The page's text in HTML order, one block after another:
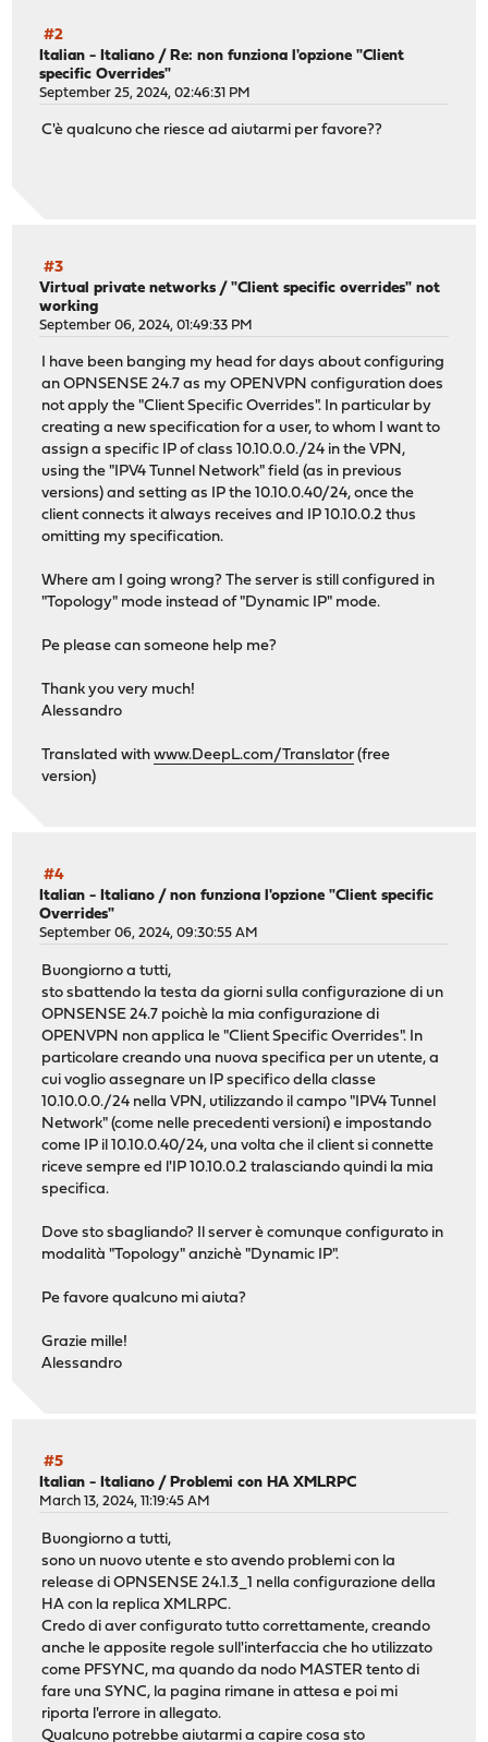
#2
Italian - Italiano / Re: non funziona l'opzione "Client
specific Overrides"
September 25, 2024, 02:46:31 PM
C'è qualcuno che riesce ad aiutarmi per favore??
#3
Virtual private networks /"Client specific overrides" not
working
September 06, 2024, 01:49:33 PM
I have been banging my head for days about configuring
an OPNSENSE 24.7 as my OPENVPN configuration does
not apply the "Client Specific Overrides". In particular by
creating a new specification for a user, to whom I want to
assign a specific IP of class 10.10.0.0./24 in the VPN,
using the "IPV4 Tunnel Network" field (as in previous
versions) and setting as IP the 10.10.0.40/24, once the
client connects it always receives and IP 10.10.0.2 thus
omitting my specification.
Where am I going wrong? The server is still configured in
"Topology" mode instead of "Dynamic IP" mode.
Pe please can someone help me?
Thank you very much!
Alessandro
Translated withwww.DeepL.com/Translator (free
version)
#4
Italian - Italiano /non funziona l'opzione "Client specific
Overrides"
September 06, 2024, 09:30:55 AM
Buongiorno a tutti,
sto sbattendo la testa da giorni sulla configurazione di un
OPNSENSE 24.7 poichè la mia configurazione di
OPENVPN non applica le "Client Specific Overrides". In
particolare creando una nuova specifica per un utente, a
cui voglio assegnare un IP specifico della classe
10.10.0.0./24 nella VPN, utilizzando il campo "IPV4 Tunnel
Network" (come nelle precedenti versioni) e impostando
come IP il 10.10.0.40/24, una volta che il client si connette
riceve sempre ed l'IP 10.10.0.2 tralasciando quindi la mia
specifica.
Dove sto sbagliando? Il server è comunque configurato in
modalità "Topology" anzichè "Dynamic IP".
Pe favore qualcuno mi aiuta?
Grazie mille!
Alessandro
#5
Italian - Italiano /Problemi con HA XMLRPC
March 13, 2024, 11:19:45 AM
Buongiorno a tutti,
sono un nuovo utente e sto avendo problemi con la
release di OPNSENSE 24.1.3_1 nella configurazione della
HA con la replica XMLRPC.
Credo di aver configurato tutto correttamente, creando
anche le apposite regole sull'interfaccia che ho utilizzato
come PFSYNC, ma quando da nodo MASTER tento di
fare una SYNC, la pagina rimane in attesa e poi mi
riporta l'errore in allegato.
Qualcuno potrebbe aiutarmi a capire cosa sto